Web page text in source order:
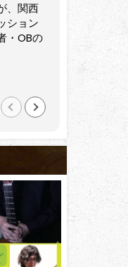
わたっ
す。
いう
弾け
たい
師だと
音楽講師
確かな技
の音楽教
セッショ
オススメ
続きを読む
5